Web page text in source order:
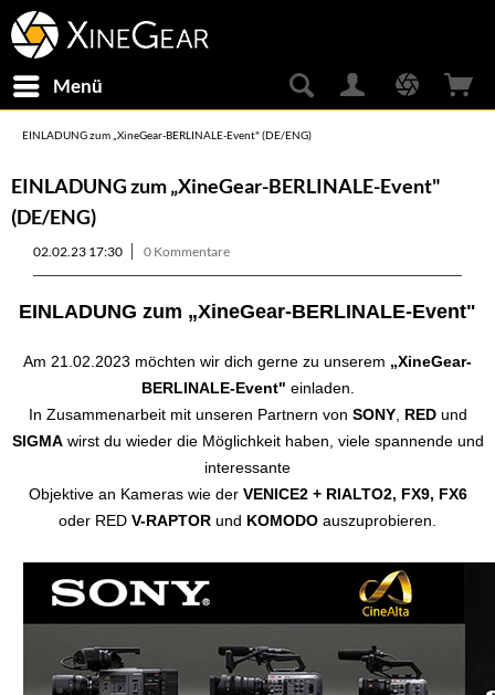
Menü
EINLADUNG zum „XineGear-BERLINALE-Event" (DE/ENG)
EINLADUNG zum „XineGear-BERLINALE-Event"
(DE/ENG)
02.02.23 17:30 0 Kommentare
EINLADUNG zum „XineGear-BERLINALE-Event"
Am 21.02.2023 möchten wir dich gerne zu unserem „XineGear-
BERLINALE-Event" einladen.
In Zusammenarbeit mit unseren Partnern von SONY, REDund
SIGMAwirst du wieder die Möglichkeit haben, viele spannende und
interessante
Objektive an Kameras wie der VENICE2 + RIALTO2, FX9, FX6
oder RED V-RAPTOR und KOMODO auszuprobieren.